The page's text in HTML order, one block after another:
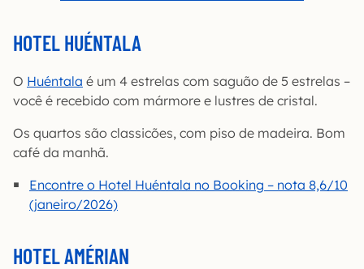
HOTEL HUÉNTALA
O Huéntala é um 4 estrelas com saguão de 5 estrelas –
você é recebido com mármore e lustres de cristal.
Os quartos são classicões, com piso de madeira. Bom
café da manhã.
Encontre o Hotel Huéntala no Booking – nota 8,6/10
(janeiro/2026)
HOTEL AMÉRIAN